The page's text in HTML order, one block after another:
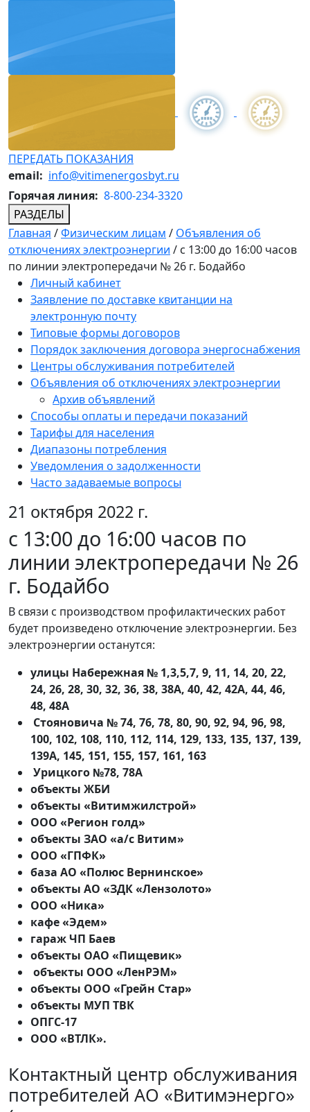
ПЕРЕДАТЬ ПОКАЗАНИЯ
email: info@vitimenergosbyt.ru
Горячая линия: 8-800-234-3320
РАЗДЕЛЫ
Главная /Физическим лицам / Объявления об
отключениях электроэнергии / с 13:00 до 16:00 часов
по линии электропередачи № 26 г. Бодайбо
Личный кабинет
Заявление по доставке квитанции на
электронную почту
Типовые формы договоров
Порядок заключения договора энергоснабжения
Центры обслуживания потребителей
Объявления об отключениях электроэнергии
Архив объявлений
Способы оплаты и передачи показаний
Тарифы для населения
Диапазоны потребления
Уведомления о задолженности
Часто задаваемые вопросы
21 октября 2022 г.
с 13:00 до 16:00 часов по
линии электропередачи № 26
г. Бодайбо
В связи с производством профилактических работ
будет произведено отключение электроэнергии. Без
электроэнергии останутся:
улицы Набережная № 1,3,5,7, 9, 11, 14, 20, 22,
24, 26, 28, 30, 32, 36, 38, 38А, 40, 42, 42А, 44, 46,
48, 48А
Стояновича № 74, 76, 78, 80, 90, 92, 94, 96, 98,
100, 102, 108, 110, 112, 114, 129, 133, 135, 137, 139,
139А, 145, 151, 155, 157, 161, 163
Урицкого №78, 78А
объекты ЖБИ
объекты «Витимжилстрой»
ООО «Регион голд»
объекты ЗАО «а/с Витим»
ООО «ГПФК»
база АО «Полюс Вернинское»
объекты АО «ЗДК «Лензолото»
ООО «Ника»
кафе «Эдем»
гараж ЧП Баев
объекты ОАО «Пищевик»
объекты ООО «ЛенРЭМ»
объекты ООО «Грейн Стар»
объекты МУП ТВК
ОПГС-17
ООО «ВТЛК».
Контактный центр обслуживания
потребителей АО «Витимэнерго»